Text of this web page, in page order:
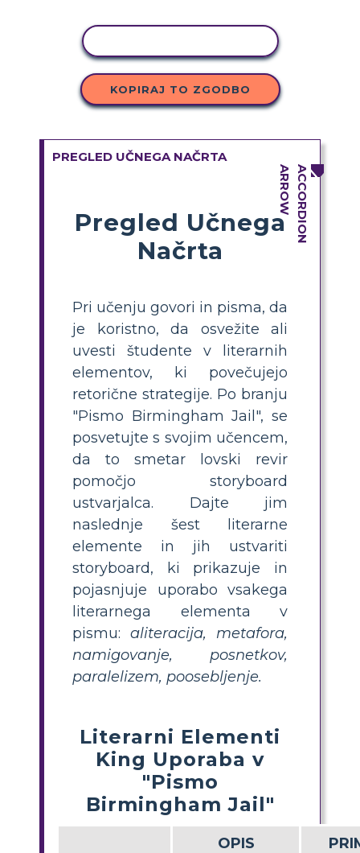
KOPIRAJ TO ZGODBO
PREGLED UČNEGA NAČRTA
Pregled Učnega
Načrta
Pri učenju govori in pisma, da
je koristno, da osvežite ali
uvesti študente v literarnih
elementov, ki povečujejo
retorične strategije. Po branju
"Pismo Birmingham Jail", se
posvetujte s svojim učencem,
da to smetar lovski revir
pomočjo storyboard
ustvarjalca. Dajte jim
naslednje šest literarne
elemente in jih ustvariti
storyboard, ki prikazuje in
pojasnjuje uporabo vsakega
literarnega elementa v
pismu: aliteracija, metafora,
namigovanje, posnetkov,
paralelizem, poosebljenje.
Literarni Elementi
King Uporaba v
"Pismo
Birmingham Jail"
OPIS